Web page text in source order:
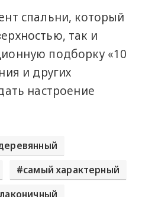
спальни, который
так и
подборку «10
и других
настроение
самый характерный